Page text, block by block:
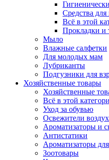
Средства
Всё в этой
Прокладки и
Мыло
Влажные салфетки
Для молодых мам
Лубриканты
Подгузники для
Хозяйственные товары
Хозяйственные
Всё в этой
Уход за обувью
Освежители
Ароматизаторы и
Антистатики
Ароматизаторы
Зоотовары